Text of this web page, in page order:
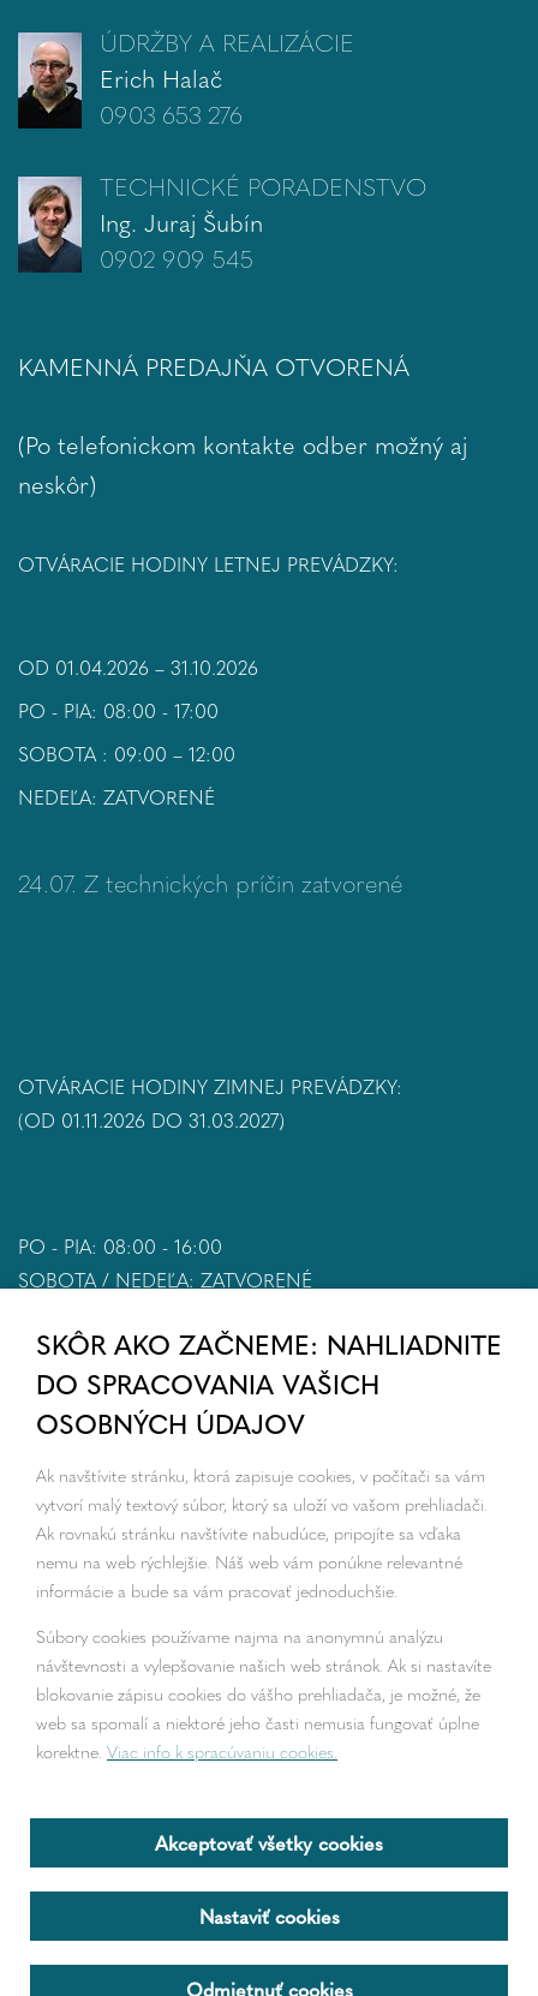
SKÔR AKO ZAČNEME: NAHLIADNITE
DO SPRACOVANIA VAŠICH
OSOBNÝCH ÚDAJOV
Ak navštívite stránku, ktorá zapisuje cookies, v počítači sa vám
vytvorí malý textový súbor, ktorý sa uloží vo vašom prehliadači.
Ak rovnakú stránku navštívite nabudúce, pripojíte sa vďaka
nemu na web rýchlejšie. Náš web vám ponúkne relevantné
informácie a bude sa vám pracovať jednoduchšie.
Súbory cookies používame najmä na anonymnú analýzu
návštevnosti a vylepšovanie našich web stránok. Ak si nastavíte
blokovanie zápisu cookies do vášho prehliadača, je možné, že
web sa spomalí a niektoré jeho časti nemusia fungovať úplne
korektne. Viac info k spracúvaniu cookies.
ÚDRŽBY A REALIZÁCIE
Erich Halač
0903 653 276
TECHNICKÉ PORADENSTVO
Ing. Juraj Šubín
0902 909 545
KAMENNÁ PREDAJŇA OTVORENÁ
(Po telefonickom kontakte odber možný aj
neskôr)
OTVÁRACIE HODINY LETNEJ PREVÁDZKY:
OD 01.04.2026 – 31.10.2026
PO - PIA: 08:00 - 17:00
SOBOTA : 09:00 – 12:00
NEDEĽA: ZATVORENÉ
24.07. Z technických príčin zatvorené
OTVÁRACIE HODINY ZIMNEJ PREVÁDZKY:
(OD 01.11.2026 DO 31.03.2027)
PO - PIA: 08:00 - 16:00
SOBOTA / NEDEĽA: ZATVORENÉ
2018 – 2026 © begra.sk
Tvorba web stránokaredakčný systémod